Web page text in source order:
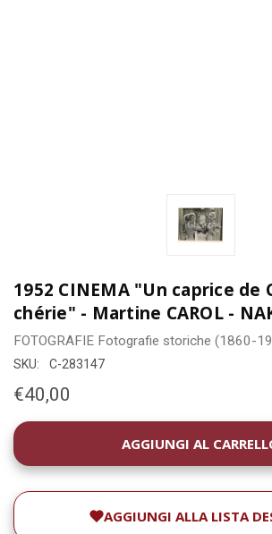
1952 CINEMA "Un caprice de
chérie" - Martine CAROL -
FOTOGRAFIE Fotografie storiche (1860-
SKU: C-283147
€40,00
DISPONIBILITÀ
ATTUALE:
AGGIUNGI ALLA LISTA